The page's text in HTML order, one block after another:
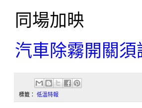
同場加映
汽車除霧開關須
標籤： 低溫特報